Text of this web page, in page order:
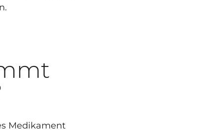
Medikament